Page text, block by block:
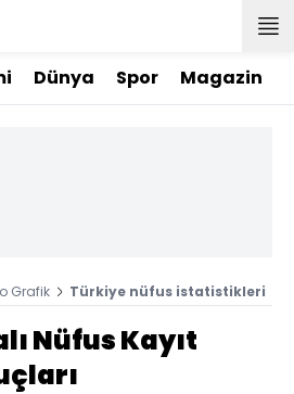
Dünya Spor Magazin
Grafik Türkiye nüfus istatistikleri
Nüfus Kayıt